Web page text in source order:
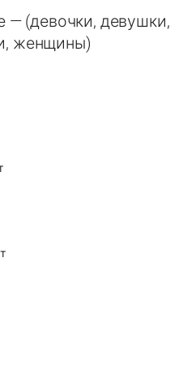
— (девочки, девушки,
женщины)